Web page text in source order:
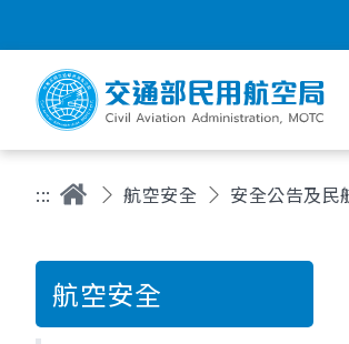
::: 航空安全 安全公告及民
航空安全